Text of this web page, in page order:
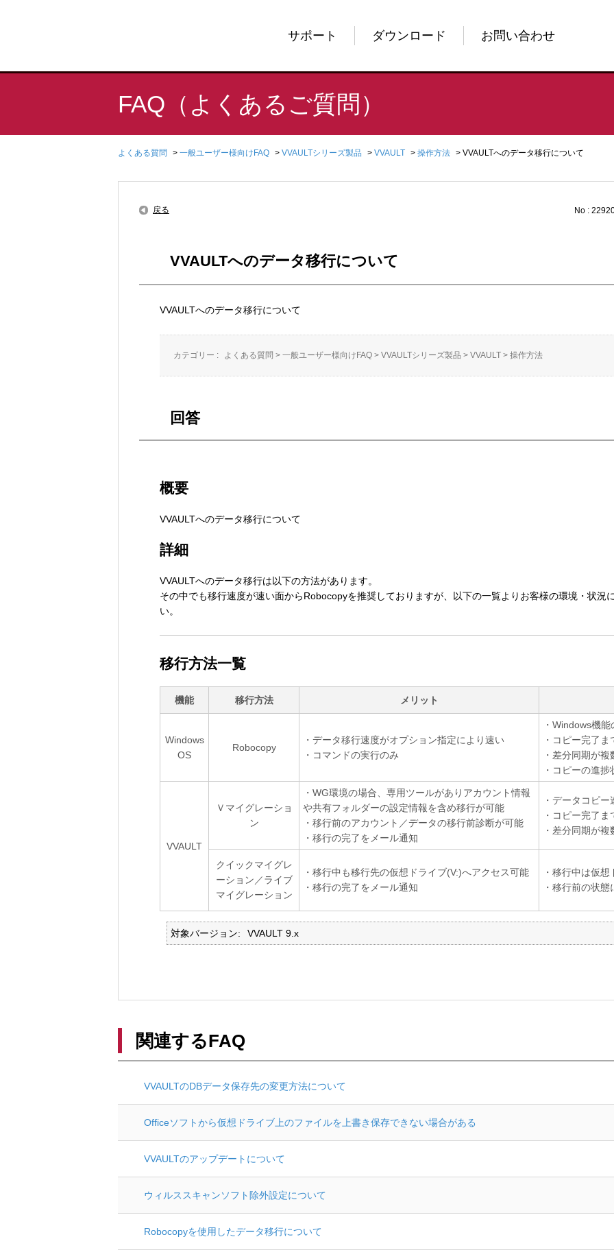
サポート ダウンロード お問い合わせ
FAQ（よくあるご質問）
よくある質問 > 一般ユーザー様向けFAQ > VVAULTシリーズ製品 > VVAULT > 操作方法 > VVAULTへのデータ移行について
戻る No :
VVAULTへのデータ移行について
VVAULTへのデータ移行について
カテゴリー : よくある質問 > 一般ユーザー様向けFAQ > VVAULTシリーズ製品 > VVAULT > 操作方法
回答
概要
VVAULTへのデータ移行について
詳細
VVAULTへのデータ移行は以下の方法があります。
その中でも移行速度が速い面からRobocopyを推奨しておりますが、以下の一覧よりお客様の環境・状況
い。
移行方法一覧
機能 移行方法 メリット
Windows
OS
Robocopy
・データ移行速度がオプション指定により速い
・コマンドの実行のみ
・Windows機
・コピー完了
・差分同期が複
・コピーの進
VVAULT
Ｖマイグレーショ
ン
・WG環境の場合、専用ツールがありアカウント情報
や共有フォルダーの設定情報を含め移行が可能
・移行前のアカウント／データの移行前診断が可能
・移行の完了をメール通知
・データコピ
・コピー完了
・差分同期が複
クイックマイグレ
ーション／ライブ
マイグレーション
・移行中も移行先の仮想ドライブ(V:)へアクセス可能
・移行の完了をメール通知
・移行中は仮
・移行前の状
対象バージョン VVAULT 9.x
関連するFAQ
VVAULTのDBデータ保存先の変更方法について
Officeソフトから仮想ドライブ上のファイルを上書き保存できない場合がある
VVAULTのアップデートについて
ウィルススキャンソフト除外設定について
Robocopyを使用したデータ移行について